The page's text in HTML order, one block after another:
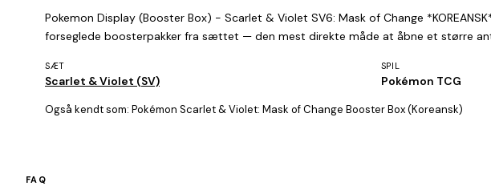
Pokemon Display (Booster Box) - Scarlet & Violet SV6: Mask of Change
forseglede boosterpakker fra sættet — den mest direkte måde at åbne et større
SÆT
Scarlet & Violet (SV)
SPIL
Pokémon TCG
Også kendt som: Pokémon Scarlet & Violet: Mask of Change Booster Box (Koreansk)
FAQ